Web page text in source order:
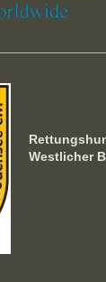
Westlicher